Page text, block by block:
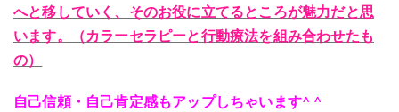
へと移していく、そのお役に立てるところが魅力だと思
います。（カラーセラピーと行動療法を組み合わせたも
の）
自己信頼・自己肯定感もアップしちゃいます^ ^